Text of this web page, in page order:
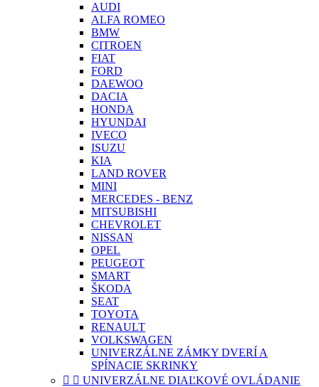
AUDI
ALFA ROMEO
BMW
CITROEN
FIAT
FORD
DAEWOO
DACIA
HONDA
HYUNDAI
IVECO
ISUZU
KIA
LAND ROVER
MINI
MERCEDES - BENZ
MITSUBISHI
CHEVROLET
NISSAN
OPEL
PEUGEOT
SMART
ŠKODA
SEAT
TOYOTA
RENAULT
VOLKSWAGEN
UNIVERZÁLNE ZÁMKY DVERÍ A
SPÍNACIE SKRINKY
  UNIVERZÁLNE DIAĽKOVÉ OVLÁDANIE